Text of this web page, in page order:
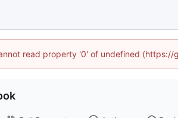
read property '0' of undefined (https://